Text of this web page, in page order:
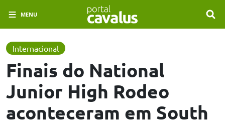
MENU
Internacional
Finais do National
Junior High Rodeo
aconteceram em South